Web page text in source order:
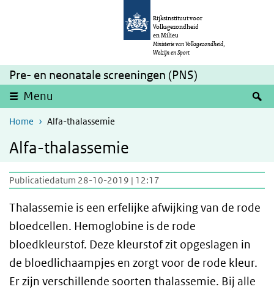
Overslaan en naar de inhoud gaan
Rijksinstituut voor
Volksgezondheid
en Milieu
Ministerie van Volksgezondheid,
Welzijn en Sport
Pre- en neonatale screeningen (PNS)
Menu
Home Alfa-thalassemie
Alfa-thalassemie
Publicatiedatum 28-10-2019 | 12:17
Thalassemie is een erfelijke afwijking van de rode
bloedcellen. Hemoglobine is de rode
bloedkleurstof. Deze kleurstof zit opgeslagen in
de bloedlichaampjes en zorgt voor de rode kleur.
Er zijn verschillende soorten thalassemie. Bij alle